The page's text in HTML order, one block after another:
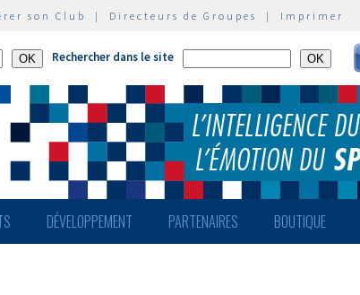
son Club | Directeurs de Groupes | Imprimer
Rechercher dans le site
DÉVELOPPEMENT PARTENAIRES BOUTIQUE